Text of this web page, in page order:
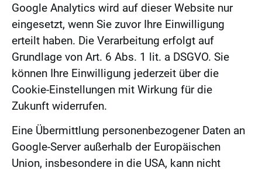
Google Analytics wird auf dieser Website nur
eingesetzt, wenn Sie zuvor Ihre Einwilligung
erteilt haben. Die Verarbeitung erfolgt auf
Grundlage von Art. 6 Abs. 1 lit. a DSGVO. Sie
können Ihre Einwilligung jederzeit über die
Cookie-Einstellungen mit Wirkung für die
Zukunft widerrufen.
Eine Übermittlung personenbezogener Daten an
Google-Server außerhalb der Europäischen
Union, insbesondere in die USA, kann nicht